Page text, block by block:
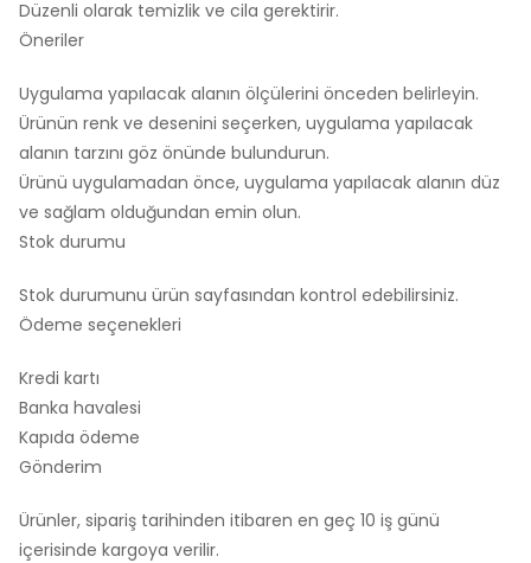
Düzenli olarak temizlik ve cila gerektirir.
Öneriler
Uygulama yapılacak alanın ölçülerini önceden belirleyin.
Ürünün renk ve desenini seçerken, uygulama yapılacak
alanın tarzını göz önünde bulundurun.
Ürünü uygulamadan önce, uygulama yapılacak alanın düz
ve sağlam olduğundan emin olun.
Stok durumu
Stok durumunu ürün sayfasından kontrol edebilirsiniz.
Ödeme seçenekleri
Kredi kartı
Banka havalesi
Kapıda ödeme
Gönderim
Ürünler, sipariş tarihinden itibaren en geç 10 iş günü
içerisinde kargoya verilir.